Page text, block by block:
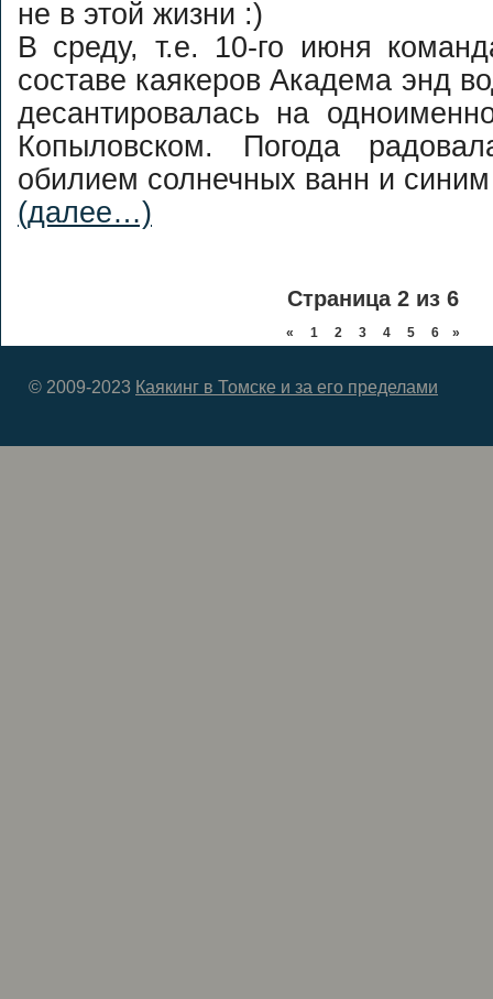
не в этой жизни :)
В среду, т.е. 10-го июня
составе каякеров Академа энд
десантировалась на
Копыловском. Погода
обилием солнечных ванн и
(далее…)
Страница 2 из 6
« 1 2 3 4 5 6 »
© 2009-2023 Каякинг в Томске и за его пределами